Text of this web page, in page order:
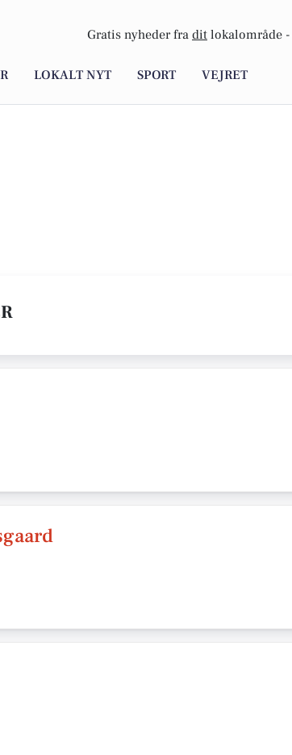
Gratis nyheder fra dit lokalområde -
LOKALT NYT SPORT VEJRET